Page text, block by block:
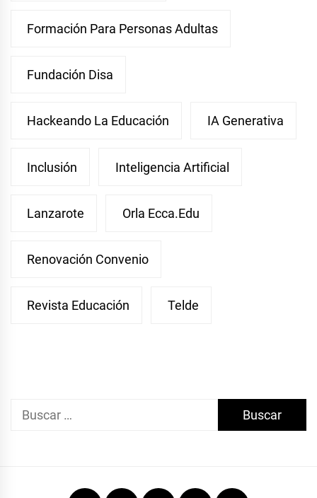
Formación Para Personas Adultas
Fundación Disa
Hackeando La Educación IA Generativa
Inclusión Inteligencia Artificial
Lanzarote Orla Ecca.edu
Renovación Convenio
Revista Educación Telde
Buscar: